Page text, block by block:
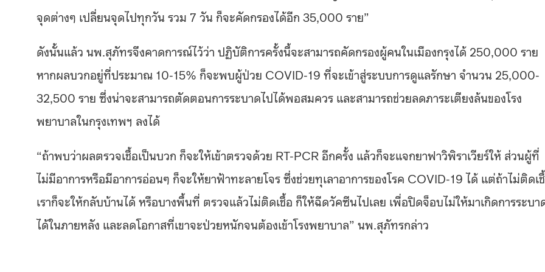
จุดต่างๆ เปลี่ยนจุดไปทุกวัน รวม 7 วัน ก็จะคัดกรองได้อีก 35,000 ราย”
ดังนั้นแล้ว นพ.สุภัทรจึงคาดการณ์ไว้ว่า ปฏิบัติการครั้งนี้จะสามารถคัดกรองผู้คนในเมืองกรุงได้ 250,000 ราย
หากผลบวกอยู่ที่ประมาณ 10-15% ก็จะพบผู้ป่วย COVID-19 ที่จะเข้าสู่ระบบการดูแลรักษา จำนวน 25,000-
32,500 ราย ซึ่งน่าจะสามารถตัดตอนการระบาดไปได้พอสมควร และสามารถช่วยลดภาระเตียงล้นของโรง
พยาบาลในกรุงเทพฯ ลงได้
“ถ้าพบว่าผลตรวจเชื้อเป็นบวก ก็จะให้เข้าตรวจด้วย RT-PCR อีกครั้ง แล้วก็จะแจกยาฟาวิพิราเวียร์ให้ ส่วนผู้ที่
ไม่มีอาการหรือมีอาการอ่อนๆ ก็จะให้ยาฟ้าทะลายโจร ซึ่งช่วยทุเลาอาการของโรค COVID-19 ได้ แต่ถ้าไม่ติดเ
เราก็จะให้กลับบ้านได้ หรือบางพื้นที่ ตรวจแล้วไม่ติดเชื้อ ก็ให้ฉีดวัคซีนไปเลย เพื่อปิดจ็อบไม่ให้มาเกิดการระบา
ได้ในภายหลัง และลดโอกาสที่เขาจะป่วยหนักจนต้องเข้าโรงพยาบาล” นพ.สุภัทรกล่าว